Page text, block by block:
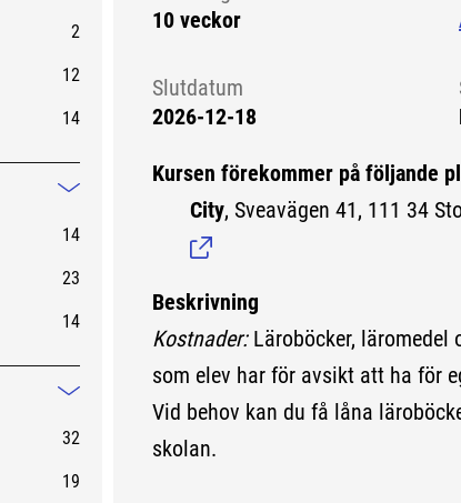
2
12
14
Mindre information
14
23
14
Mindre information
32
19
10 veckor
Slutdatum
2026-12-18
Kursen förekommer på följande
City, Sveavägen 41, 111 34
Beskrivning
Kostnader:Läroböcker, läromedel
som elev har för avsikt att ha för
Vid behov kan du få låna
skolan.